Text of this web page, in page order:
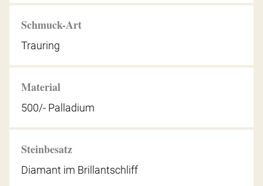
Schmuck-Art
Trauring
Material
500/- Palladium
Steinbesatz
Diamant im Brillantschliff